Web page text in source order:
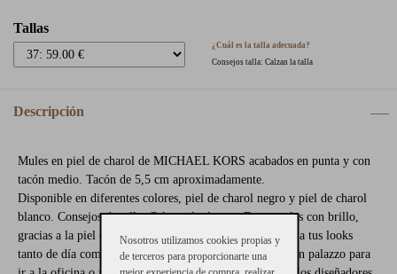
Tallas
¿Cuál es la talla adecuada?
Consejos talla: Calzan la talla
Descripción
Mules en piel de charol de MICHAEL KORS acabados en punta y con
tacón medio. Tacón de 5,5 cm aproximadamente.
Disponible en diferentes colores, piel de charol negro y piel de charol
blanco. Consejos de talla: Calzan el número. Estos mules con brillo,
gracias a la piel de charol, le darán un toque sofisticado a tus looks
tanto de día como de noche. Combínalos con un pantalón palazzo para
Nosotros utilizamos cookies propias y
de terceros para proporcionarte una